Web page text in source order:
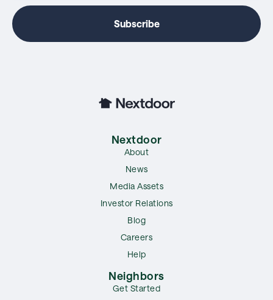
Nextdoor
About
News
Media Assets
Investor Relations
Blog
Careers
Help
Neighbors
Get Started